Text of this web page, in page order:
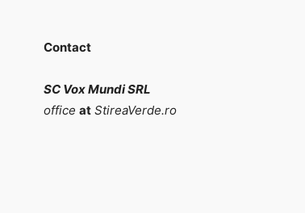
Contact
SC Vox Mundi SRL
office at StireaVerde.ro